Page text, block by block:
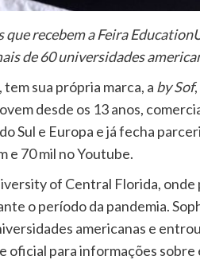
recebem a Feira
de 60 universidades
sua própria marca, a by Sof
desde os 13 anos,
Sul e Europa e já fecha
e 70 mil no Youtube.
of Central Florida,
o período da pandemia.
americanas e
oficial para informações sobre